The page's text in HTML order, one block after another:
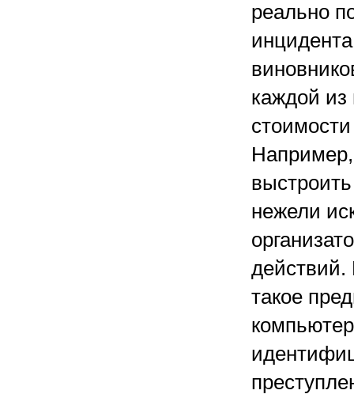
реально
каждой из
Например,
нежели
действий.
такое